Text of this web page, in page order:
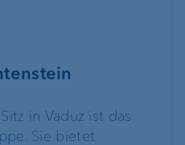
in Vaduz ist das
Sie bietet